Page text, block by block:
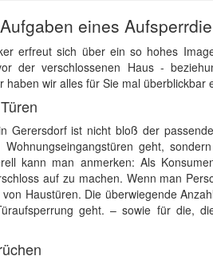
eines
erfreut sich über ein so hohes
der verschlossenen Haus -
haben wir alles für Sie mal überblickbar
Gerersdorf ist nicht bloß der
geht,
kann man anmerken: Als
auf zu machen. Wenn man
Haustüren. Die überwiegende
geht. – sowie für die,